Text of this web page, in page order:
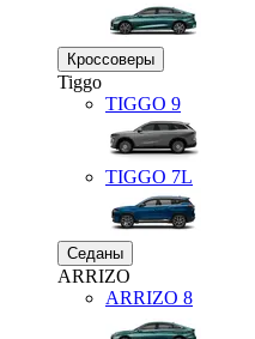
Кроссоверы
Tiggo
TIGGO 9
TIGGO 7L
Седаны
ARRIZO
ARRIZO 8